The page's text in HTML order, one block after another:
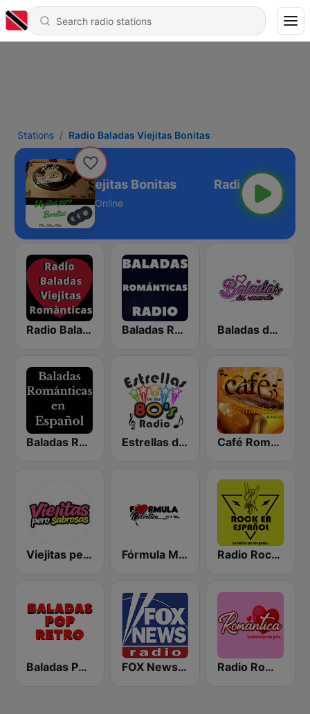
Stations Radio Baladas Viejitas Bonitas
Baladas Viejitas Bonitas
Online
Radio Baladas Viejitas Románticas Baladas Románticas Radio Baladas del Recuerdo
Baladas Románticas en Español Estrellas de los 80s Café Romántico Radio
Viejitas pero Sabrosas Radio Fórmula Melódica Radio Rock en Español México
Baladas Pop Retro FOX News Radio Radio Romántica México